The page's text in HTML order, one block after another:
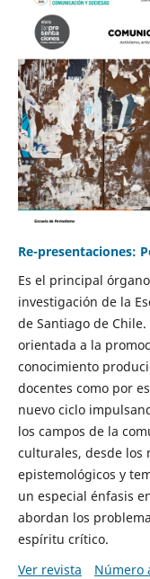
Re-presentaciones:
Es el principal
investigación de la
de Santiago de
orientada a la
conocimiento
docentes como por
nuevo ciclo
los campos de la
culturales, desde los
epistemológicos y
un especial énfasis
abordan los
espíritu crítico.
Ver revista
Número